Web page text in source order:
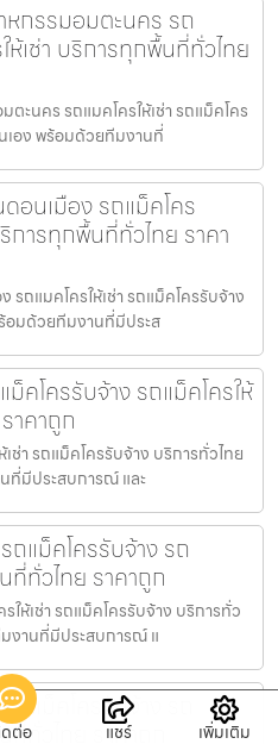
หกรรมอมตะนคร รถ
ห้เช่า บริการทุกพื้นที่ทั่วไทย
ะนคร รถแมคโครให้เช่า รถแม็คโคร
เอง พร้อมด้วยทีมงานที่
อนเมือง รถแม็คโคร
การทุกพื้นที่ทั่วไทย ราคา
ถแมคโครให้เช่า รถแม็คโครรับจ้าง
อมด้วยทีมงานที่มีประส
คโครรับจ้าง รถแม็คโครให้
าคาถูก
ช่า รถแม็คโครรับจ้าง บริการทั่วไทย
ที่มีประสบการณ์ และ
แม็คโครรับจ้าง รถ
ที่ทั่วไทย ราคาถูก
ห้เช่า รถแม็คโครรับจ้าง บริการทั่ว
งานที่มีประสบการณ์ แ
ถแม็คโครรับจ้าง รถ
ทั่วไทย ราคาถูก
ต่อ แชร์ เพิ่มเติม